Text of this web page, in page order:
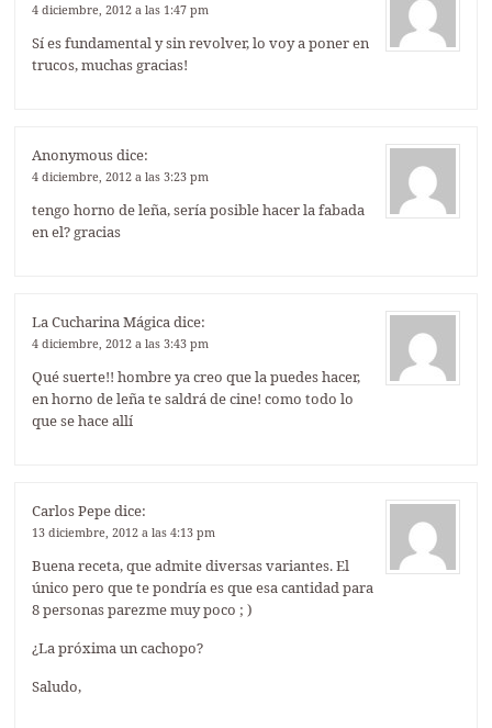
4 diciembre, 2012 a las 1:47 pm
Sí es fundamental y sin revolver, lo voy a poner en
trucos, muchas gracias!
Anonymousdice:
4 diciembre, 2012 a las 3:23 pm
tengo horno de leña, sería posible hacer la fabada
en el? gracias
La Cucharina Mágicadice:
4 diciembre, 2012 a las 3:43 pm
Qué suerte!! hombre ya creo que la puedes hacer,
en horno de leña te saldrá de cine! como todo lo
que se hace allí
Carlos Pepedice:
13 diciembre, 2012 a las 4:13 pm
Buena receta, que admite diversas variantes. El
único pero que te pondría es que esa cantidad para
8 personas parezme muy poco ; )
¿La próxima un cachopo?
Saludo,